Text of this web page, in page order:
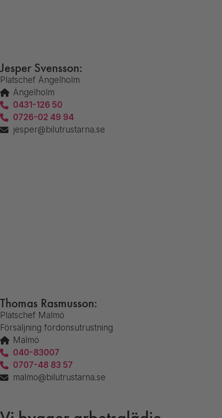
Jesper Svensson:
Platschef Ängelholm
Ängelholm
0431-126 50
0726-02 49 94
jesper@bilutrustarna.se
Thomas Rasmusson:
Platschef Malmö
Försäljning fordonsutrustning
Malmö
040-83007
0707-48 83 57
malmo@bilutrustarna.se